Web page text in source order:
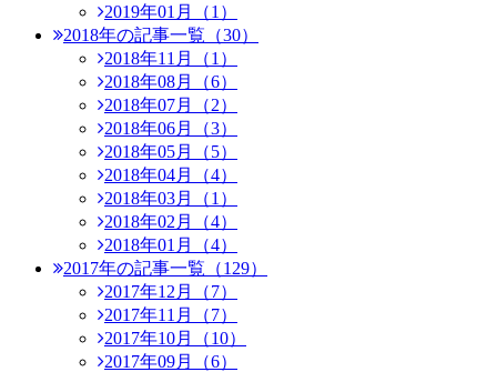
2019年01月（1）
2018年の記事一覧（30）
2018年11月（1）
2018年08月（6）
2018年07月（2）
2018年06月（3）
2018年05月（5）
2018年04月（4）
2018年03月（1）
2018年02月（4）
2018年01月（4）
2017年の記事一覧（129）
2017年12月（7）
2017年11月（7）
2017年10月（10）
2017年09月（6）